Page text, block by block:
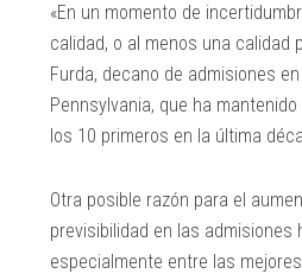
«En un momento de
calidad, o al menos una calidad
Furda, decano de admisiones
Pennsylvania, que ha
los 10 primeros en la última
Otra posible razón para el
previsibilidad en las admisiones
especialmente entre las